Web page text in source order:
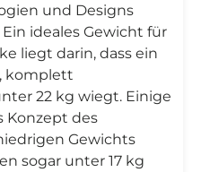
und Designs
ideales Gewicht für
liegt darin, dass ein
komplett
22 kg wiegt. Einige
Konzept des
Gewichts
sogar unter 17 kg